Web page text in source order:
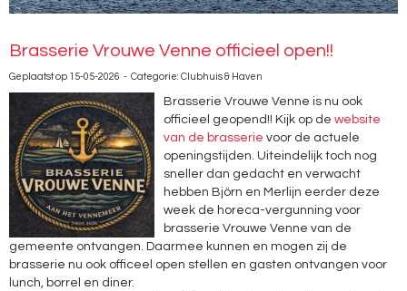
Brasserie Vrouwe Venne officieel open!!
Geplaatst op 15-05-2026 - Categorie: Clubhuis & Haven
Brasserie Vrouwe Venne is nu ook
officieel geopend!! Kijk op de website
van de brasserie voor de actuele
openingstijden. Uiteindelijk toch nog
sneller dan gedacht en verwacht
hebben Björn en Merlijn eerder deze
week de horeca-vergunning voor
brasserie Vrouwe Venne van de
gemeente ontvangen. Daarmee kunnen en mogen zij de
brasserie nu ook officeel open stellen en gasten ontvangen voor
lunch, borrel en diner.